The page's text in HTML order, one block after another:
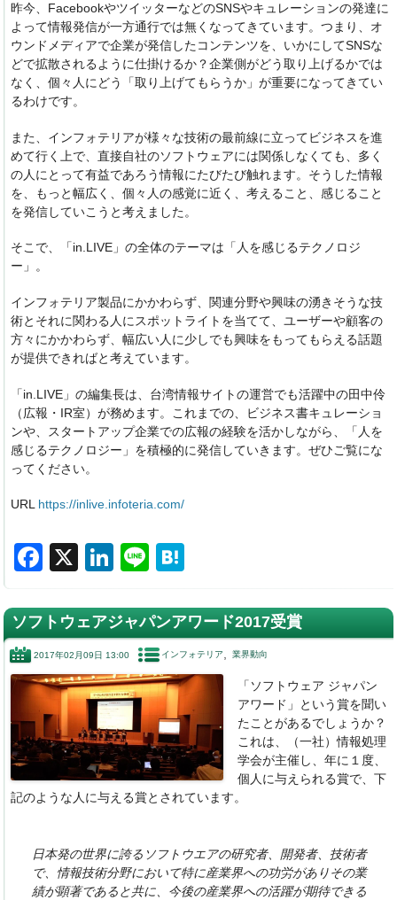
昨今、FacebookやツイッターなどのSNSやキュレーションの発達に
よって情報発信が一方通行では無くなってきています。つまり、オ
ウンドメディアで企業が発信したコンテンツを、いかにしてSNSな
どで拡散されるように仕掛けるか？企業側がどう取り上げるかでは
なく、個々人にどう「取り上げてもらうか」が重要になってきてい
るわけです。
また、インフォテリアが様々な技術の最前線に立ってビジネスを進
めて行く上で、直接自社のソフトウェアには関係しなくても、多く
の人にとって有益であろう情報にたびたび触れます。そうした情報
を、 もっと幅広く、個々人の感覚に近く、考えること、感じること
を発信していこうと考えました。
そこで、「in.LIVE」の全体のテーマは「人を感じるテクノロジ
ー」。
インフォテリア製品にかかわらず、関連分野や興味の湧きそうな技
術とそれに関わる人にスポットライトを当てて、ユーザーや顧客の
方々にかかわらず、幅広い人に少しでも興味をもってもらえる話題
が提供できればと考えています。
「in.LIVE」の編集長は、台湾情報サイトの運営でも活躍中の田中伶
（広報・IR室）が務めます。これまでの、ビジネス書キュレーショ
ンや、スタートアップ企業での広報の経験を活かしながら、「人を
感じるテクノロジー」を積極的に発信していきます。ぜひご覧にな
ってください。
URL https://inlive.infoteria.com/
F
c
e
b
o
o
k
X
Li
k
e
dI
n
Li
e
e
n
a
ソフトウェアジャパンアワード2017受賞
2017年02月09日 13:00 インフォテリア 業界動向
「ソフトウェア ジャパン
アワード」という賞を聞い
たことがあるでしょうか？
これは、（一社）情報処理
学会が主催し、年に１度、
個人に与えられる賞で、下
記のような人に与える賞とされています。
日本発の世界に誇るソフトウエアの研究者、開発者、技術者
で、情報技術分野において特に産業界への功労がありその業
績が顕著であると共に、今後の産業界への活躍が期待できる